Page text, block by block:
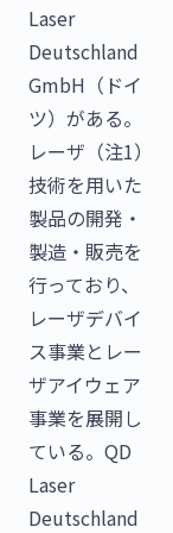
Laser
Deutschland
GmbH（ドイ
ツ）がある。
レーザ（注1）
技術を用いた
製品の開発・
製造・販売を
行っており、
レーザデバイ
ス事業とレー
ザアイウェア
事業を展開し
ている。QD
Laser
Deutschland